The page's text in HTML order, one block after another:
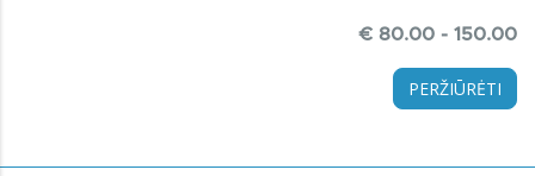
€ 80.00 - 150.00
PERŽIŪRĖTI